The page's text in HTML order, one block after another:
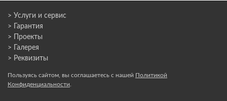
> Услуги и сервис
> Гарантия
> Проекты
> Галерея
> Реквизиты
Пользуясь сайтом, вы соглашаетесь с нашей Политикой
Конфиденциальности